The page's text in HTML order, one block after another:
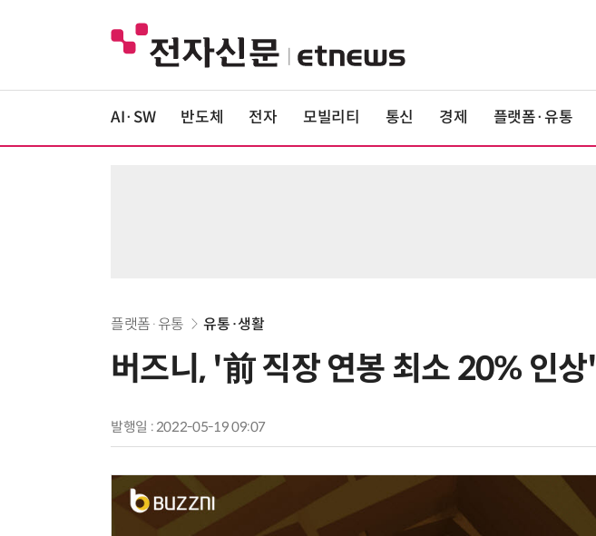
AI·SW 반도체 전자 모빌리티 통신 경제 플랫폼·유통
플랫폼·유통 유통·생활
버즈니, '前 직장 연봉 최소 20% 인
발행일 : 2022-05-19 09:07
6
상
“
쿠